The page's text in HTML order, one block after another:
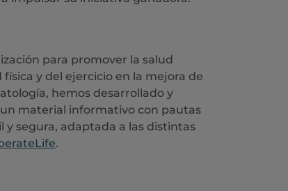
para promover la salud
y del ejercicio en la mejora de
hemos desarrollado y
material informativo con pautas
segura, adaptada a las distintas
.